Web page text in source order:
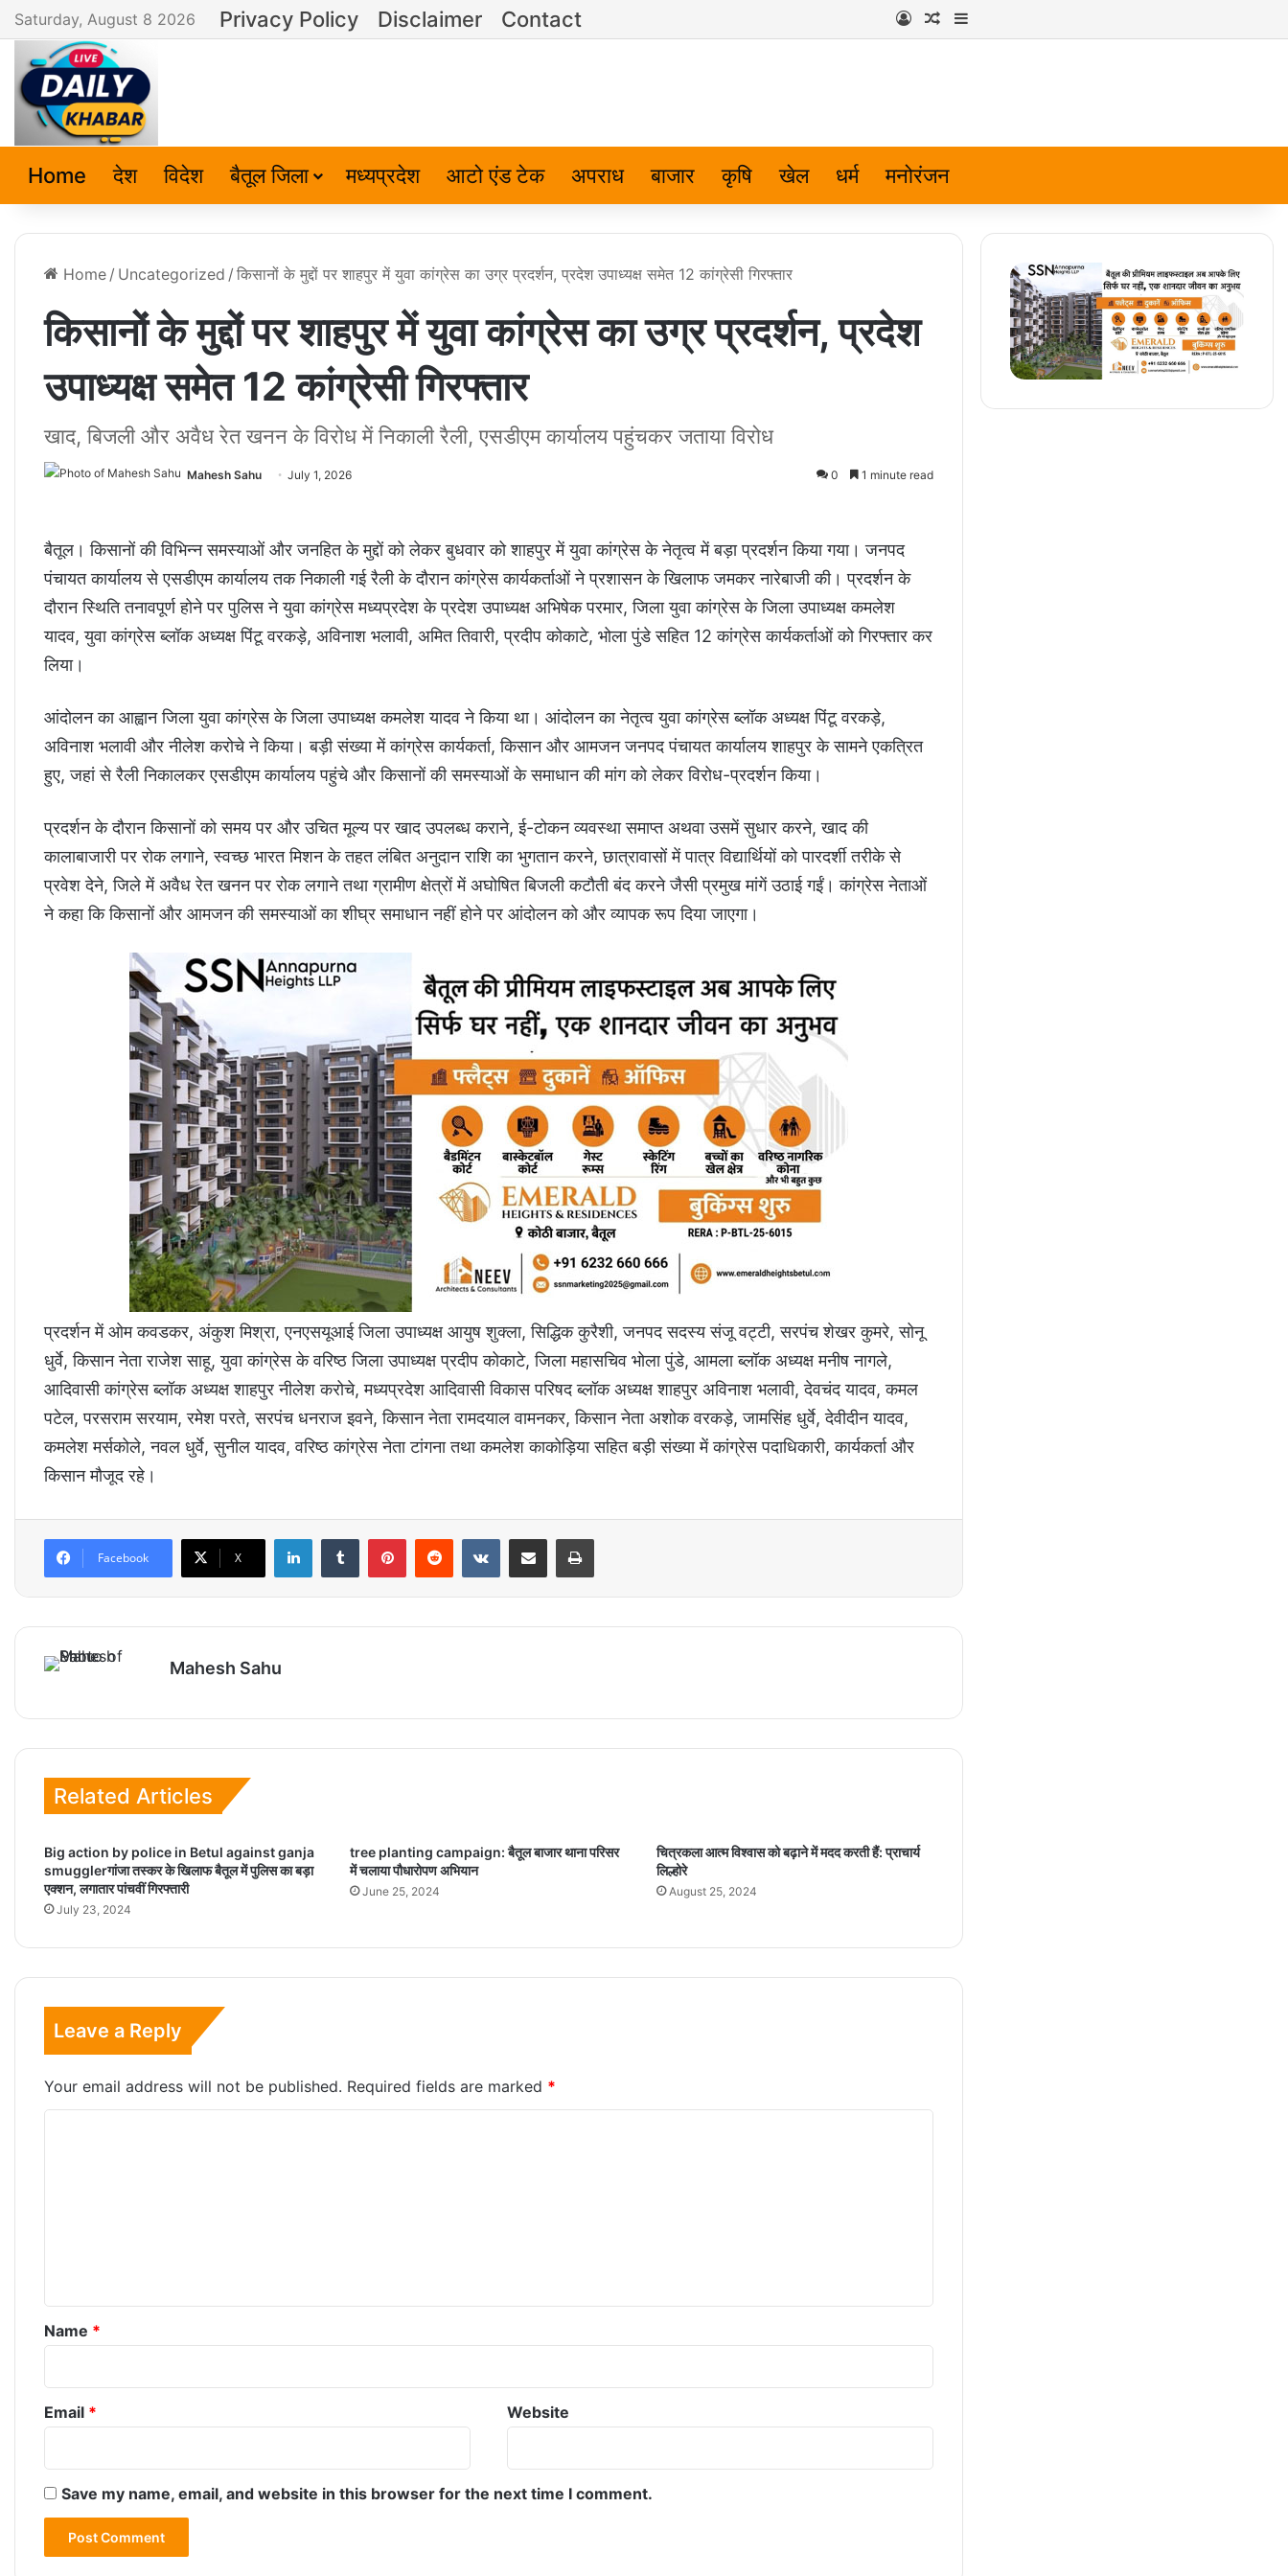
Saturday, August 8 2026 Privacy Policy Disclaimer Contact Log InRandom Article
Home देश विदेश बैतूल जिला मध्यप्रदेश आटो एंड टेक अपराध बाजार कृषि खेल धर्म मनोरंजन
Home / Uncategorized / किसानों के मुद्दों पर शाहपुर में युवा कांग्रेस का उग्र प्रदर्शन, प्रदेश उपाध्यक्ष समेत 12 कांग्रेसी गिरफ्तार
किसानों के मुद्दों पर शाहपुर में युवा कांग्रेस का उग्र प्रदर्शन, प्रदेश
उपाध्यक्ष समेत 12 कांग्रेसी गिरफ्तार
खाद, बिजली और अवैध रेत खनन के विरोध में निकाली रैली, एसडीएम कार्यालय पहुंचकर जताया विरोध
Mahesh Sahu July 1, 2026 0 1 minute read
बैतूल। किसानों की विभिन्न समस्याओं और जनहित के मुद्दों को लेकर बुधवार को शाहपुर में युवा कांग्रेस के नेतृत्व में बड़ा प्रदर्शन किया गया। जनपद
पंचायत कार्यालय से एसडीएम कार्यालय तक निकाली गई रैली के दौरान कांग्रेस कार्यकर्ताओं ने प्रशासन के खिलाफ जमकर नारेबाजी की। प्रदर्शन के
दौरान स्थिति तनावपूर्ण होने पर पुलिस ने युवा कांग्रेस मध्यप्रदेश के प्रदेश उपाध्यक्ष अभिषेक परमार, जिला युवा कांग्रेस के जिला उपाध्यक्ष कमलेश
यादव, युवा कांग्रेस ब्लॉक अध्यक्ष पिंटू वरकड़े, अविनाश भलावी, अमित तिवारी, प्रदीप कोकाटे, भोला पुंडे सहित 12 कांग्रेस कार्यकर्ताओं को गिरफ्तार कर
लिया।
आंदोलन का आह्वान जिला युवा कांग्रेस के जिला उपाध्यक्ष कमलेश यादव ने किया था। आंदोलन का नेतृत्व युवा कांग्रेस ब्लॉक अध्यक्ष पिंटू वरकड़े,
अविनाश भलावी और नीलेश करोचे ने किया। बड़ी संख्या में कांग्रेस कार्यकर्ता, किसान और आमजन जनपद पंचायत कार्यालय शाहपुर के सामने एकत्रित
हुए, जहां से रैली निकालकर एसडीएम कार्यालय पहुंचे और किसानों की समस्याओं के समाधान की मांग को लेकर विरोध-प्रदर्शन किया।
प्रदर्शन के दौरान किसानों को समय पर और उचित मूल्य पर खाद उपलब्ध कराने, ई-टोकन व्यवस्था समाप्त अथवा उसमें सुधार करने, खाद की
कालाबाजारी पर रोक लगाने, स्वच्छ भारत मिशन के तहत लंबित अनुदान राशि का भुगतान करने, छात्रावासों में पात्र विद्यार्थियों को पारदर्शी तरीके से
प्रवेश देने, जिले में अवैध रेत खनन पर रोक लगाने तथा ग्रामीण क्षेत्रों में अघोषित बिजली कटौती बंद करने जैसी प्रमुख मांगें उठाई गईं। कांग्रेस नेताओं
ने कहा कि किसानों और आमजन की समस्याओं का शीघ्र समाधान नहीं होने पर आंदोलन को और व्यापक रूप दिया जाएगा।
प्रदर्शन में ओम कवडकर, अंकुश मिश्रा, एनएसयूआई जिला उपाध्यक्ष आयुष शुक्ला, सिद्धिक कुरैशी, जनपद सदस्य संजू वट्टी, सरपंच शेखर कुमरे, सोनू
धुर्वे, किसान नेता राजेश साहू, युवा कांग्रेस के वरिष्ठ जिला उपाध्यक्ष प्रदीप कोकाटे, जिला महासचिव भोला पुंडे, आमला ब्लॉक अध्यक्ष मनीष नागले,
आदिवासी कांग्रेस ब्लॉक अध्यक्ष शाहपुर नीलेश करोचे, मध्यप्रदेश आदिवासी विकास परिषद ब्लॉक अध्यक्ष शाहपुर अविनाश भलावी, देवचंद यादव, कमल
पटेल, परसराम सरयाम, रमेश परते, सरपंच धनराज इवने, किसान नेता रामदयाल वामनकर, किसान नेता अशोक वरकड़े, जामसिंह धुर्वे, देवीदीन यादव,
कमलेश मर्सकोले, नवल धुर्वे, सुनील यादव, वरिष्ठ कांग्रेस नेता टांगना तथा कमलेश काकोड़िया सहित बड़ी संख्या में कांग्रेस पदाधिकारी, कार्यकर्ता और
किसान मौजूद रहे।
Facebook X
Mahesh Sahu
Related Articles
Big action by police in Betul against ganja
smugglerगांजा तस्कर के खिलाफ बैतूल में पुलिस का बड़ा
एक्शन, लगातार पांचवीं गिरफ्तारी
July 23, 2024
tree planting campaign: बैतूल बाजार थाना परिसर
में चलाया पौधारोपण अभियान
June 25, 2024
चित्रकला आत्म विश्वास को बढ़ाने में मदद करती हैं: प्राचार्य
लिल्होरे
August 25, 2024
Leave a Reply
Your email address will not be published. Required fields are marked *
*
Name *
Email * Website
Save my name, email, and website in this browser for the next time I comment.